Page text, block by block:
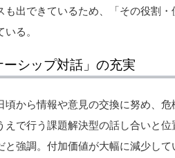
も出できているため、「その役割
る。
シップ対話」の充実
から情報や意見の交換に努め、
で行う課題解決型の話し合いと位
強調。付加価値が大幅に減少し